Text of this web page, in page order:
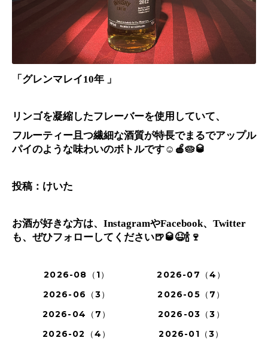
「グレンマレイ10年 」
リンゴを凝縮したフレーバーを使用していて、
フルーティー且つ繊細な酒質が特長でまるでアップル
パイのような味わいのボトルです☺️🍎🥧🥃
投稿：けいた
お酒が好きな方は、 InstagramやFacebook、 Twitter
も、ぜひフォローしてください🍺🥃😆🍾🍷
2026-08（1）
2026-07（4）
2026-06（3）
2026-05（7）
2026-04（7）
2026-03（3）
2026-02（4）
2026-01（3）